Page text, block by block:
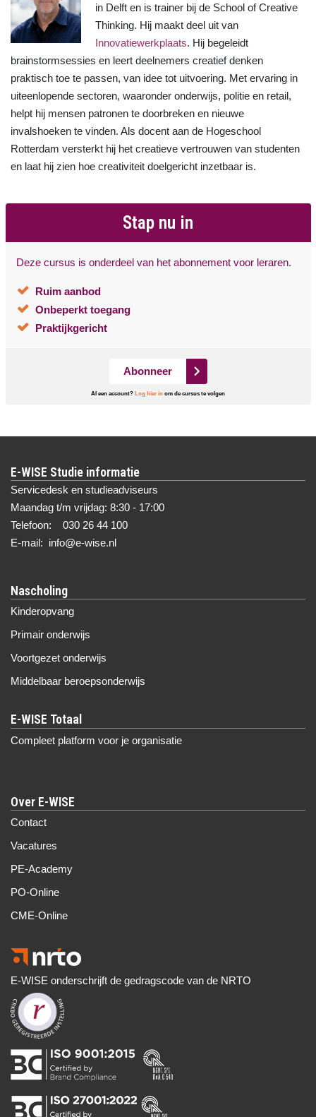
in Delft en is trainer bij de School of Creative
Thinking. Hij maakt deel uit van
Innovatiewerkplaats. Hij begeleidt
brainstormsessies en leert deelnemers creatief denken
praktisch toe te passen, van idee tot uitvoering. Met ervaring in
uiteenlopende sectoren, waaronder onderwijs, politie en retail,
helpt hij mensen patronen te doorbreken en nieuwe
invalshoeken te vinden. Als docent aan de Hogeschool
Rotterdam versterkt hij het creatieve vertrouwen van studenten
en laat hij zien hoe creativiteit doelgericht inzetbaar is.
Stap nu in
Deze cursus is onderdeel van het abonnement voor leraren.
Ruim aanbod
Onbeperkt toegang
Praktijkgericht
Abonneer
Al een account? Log hier in om de cursus te volgen
E-WISE Studie informatie
Servicedesk en studieadviseurs
Maandag t/m vrijdag: 8:30 - 17:00
Telefoon: 030 26 44 100
E-mail: info@e-wise.nl
Nascholing
Kinderopvang
Primair onderwijs
Voortgezet onderwijs
Middelbaar beroepsonderwijs
Compleet platform voor je organisatie
Over E-WISE
Contact
Vacatures
PE-Academy
PO-Online
CME-Online
E-WISE onderschrijft de gedragscode van de NRTO